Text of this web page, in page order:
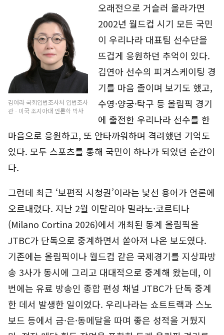
김여라 국회입법조사처 입법조사
관 - 미국 조지아대 언론학 박사
오래전으로 거슬러 올라가면
2002년 월드컵 시기 모든 국민
이 우리나라 대표팀 선수단을
뜨겁게 응원하던 추억이 있다.
김연아 선수의 피겨스케이팅 경
기를 마음 졸이며 보기도 했고,
수영·양궁·탁구 등 올림픽 경기
에 출전한 우리나라 선수를 한
마음으로 응원하고, 또 안타까워하며 격려했던 기억도
있다. 모두 스포츠를 통해 국민이 하나가 되었던 순간이
다.
그런데 최근 ‘보편적 시청권’이라는 낯선 용어가 언론에
오르내렸다. 지난 2월 이탈리아 밀라노·코르티나
(Milano Cortina 2026)에서 개최된 동계 올림픽을
JTBC가 단독으로 중계하면서 쏟아져 나온 보도였다.
기존에는 올림픽이나 월드컵 같은 국제경기를 지상파방
송 3사가 동시에 그리고 대대적으로 중계해 왔는데, 이
번에는 유료 방송인 종합 편성 채널 JTBC가 단독 중계
한 데서 발생한 일이었다. 우리나라는 쇼트트랙과 스노
보드 등에서 금·은·동메달을 따며 좋은 성적을 거뒀지